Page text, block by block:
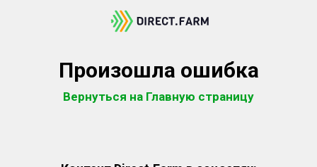
Произошла ошибка
Вернуться на Главную страницу